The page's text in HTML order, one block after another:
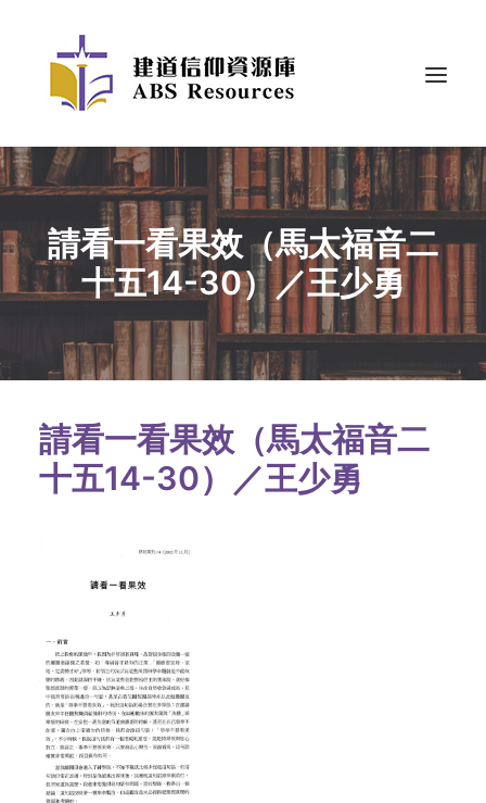
請看一看果效（馬太福音二
十五14-30）／王少勇
請看一看果效（馬太福音二
十五14-30）／王少勇